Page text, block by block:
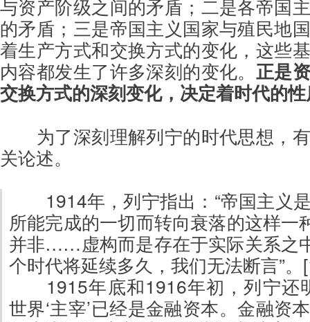
与资产阶级之间的矛盾；二是各帝国
的矛盾；三是帝国主义国家与殖民地
着生产方式和交换方式的变化，这些
内容都发生了许多深刻的变化。 正是
交换方式的深刻变化，决定着时代的
为了深刻理解列宁的时代思想，
关论述。
1914年，列宁指出：“帝国主义
所能完成的一切而转向衰落的这样一
并非……虚构而是存在于实际关系之
个时代将延续多久，我们无法断言”。
1915年底和1916年初，列宁还
世界‘主宰’已经是金融资本。金融资